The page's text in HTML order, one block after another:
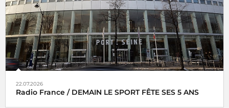
22.07.2026
Radio France / DEMAIN LE SPORT FÊTE SES 5 ANS